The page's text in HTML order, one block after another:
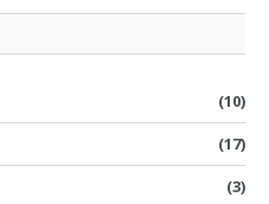
(10)
(17)
(3)